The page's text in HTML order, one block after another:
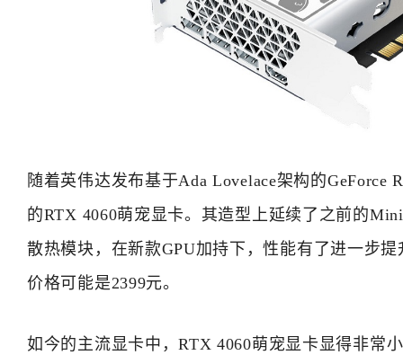
随着英伟达发布基于Ada Lovelace架构的GeForce
的RTX 4060萌宠显卡。其造型上延续了之前的
散热模块，在新款GPU加持下，性能有了进一步
价格可能是2399元。
如今的主流显卡中，RTX 4060萌宠显卡显得非常